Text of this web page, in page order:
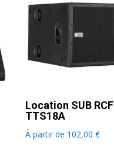
Location SUB RCF
TTS18A
À partir de 102,00€